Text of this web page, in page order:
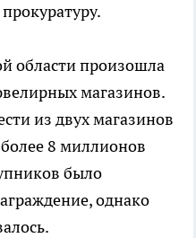
области произошла
магазинов.
из двух магазинов
8 миллионов
было
однако